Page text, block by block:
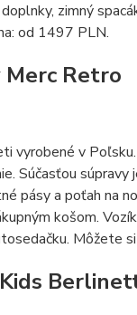
zimný
od 1497 PLN.
Merc Retro
vyrobené v
Súčasťou
pásy a poťah na
košom.
Môžete